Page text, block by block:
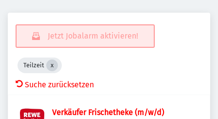
Jetzt Jobalarm aktivieren!
Teilzeit
Suche zurücksetzen
Verkäufer Frischetheke (m/w/d)